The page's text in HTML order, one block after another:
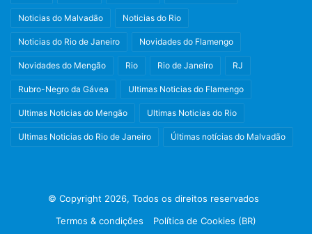
Noticias do Malvadão Noticias do Rio
Noticias do Rio de Janeiro Novidades do Flamengo
Novidades do Mengão Rio Rio de Janeiro RJ
Rubro-Negro da Gávea Ultimas Noticias do Flamengo
Ultimas Noticias do Mengão Ultimas Noticias do Rio
Ultimas Noticias do Rio de Janeiro Últimas notícias do Malvadão
© Copyright 2026, Todos os direitos reservados
Termos & condições
Política de Cookies (BR)